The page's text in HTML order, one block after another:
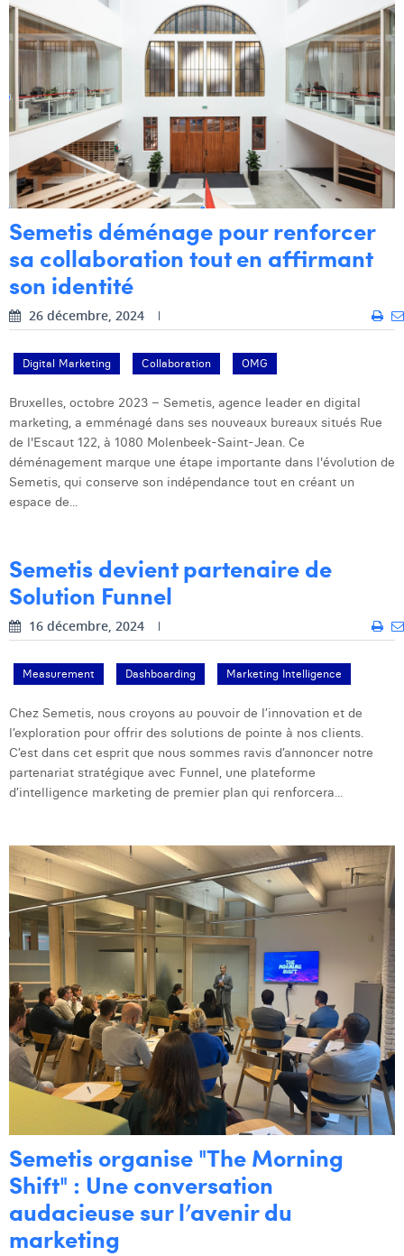
Semetis déménage pour renforcer
sa collaboration tout en affirmant
son identité
26 décembre, 2024
Digital Marketing Collaboration OMG
Bruxelles, octobre 2023 – Semetis, agence leader en digital
marketing, a emménagé dans ses nouveaux bureaux situés Rue
de l'Escaut 122, à 1080 Molenbeek-Saint-Jean. Ce
déménagement marque une étape importante dans l'évolution de
Semetis, qui conserve son indépendance tout en créant un
espace de...
Semetis devient partenaire de
Solution Funnel
16 décembre, 2024
Measurement Dashboarding Marketing Intelligence
Chez Semetis, nous croyons au pouvoir de l’innovation et de
l’exploration pour offrir des solutions de pointe à nos clients.
C’est dans cet esprit que nous sommes ravis d’annoncer notre
partenariat stratégique avec Funnel, une plateforme
d’intelligence marketing de premier plan qui renforcera...
Semetis organise "The Morning
Shift" : Une conversation
audacieuse sur l’avenir du
marketing